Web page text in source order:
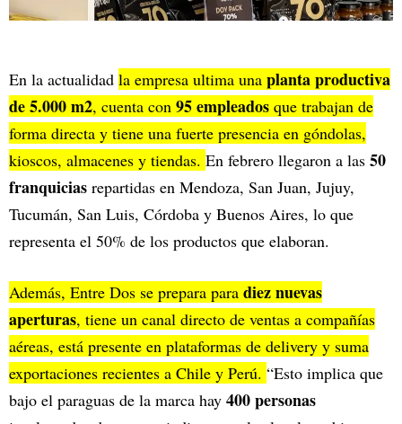
En la actualidad la empresa ultima una planta productiva
de 5.000 m2, cuenta con 95 empleados que trabajan de
forma directa y tiene una fuerte presencia en góndolas,
kioscos, almacenes y tiendas. En febrero llegaron a las 50
franquicias repartidas en Mendoza, San Juan, Jujuy,
Tucumán, San Luis, Córdoba y Buenos Aires, lo que
representa el 50% de los productos que elaboran.
Además, Entre Dos se prepara para diez nuevas
aperturas, tiene un canal directo de ventas a compañías
aéreas, está presente en plataformas de delivery y suma
exportaciones recientes a Chile y Perú. “Esto implica que
bajo el paraguas de la marca hay 400 personas